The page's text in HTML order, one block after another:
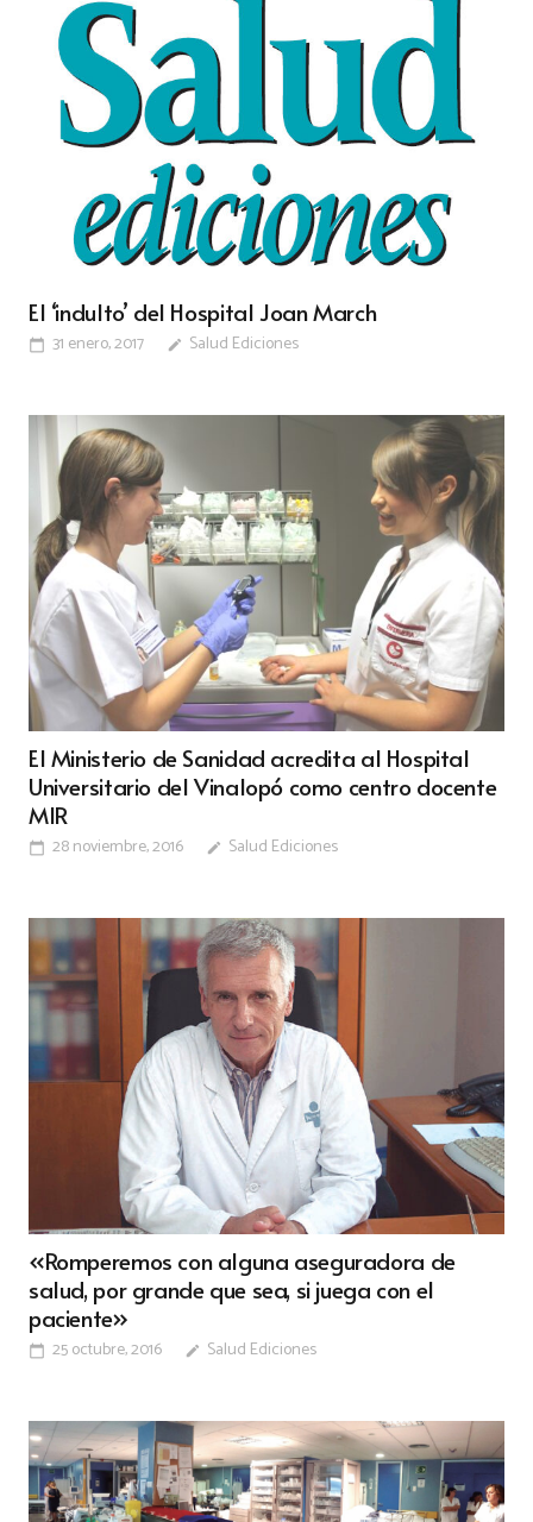
El ‘indulto’ del Hospital Joan March
calendar_today 31 enero, 2017 edit Salud Ediciones
El Ministerio de Sanidad acredita al Hospital
Universitario del Vinalopó como centro docente
MIR
calendar_today 28 noviembre, 2016 edit Salud Ediciones
«Romperemos con alguna aseguradora de
salud, por grande que sea, si juega con el
paciente»
calendar_today 25 octubre, 2016 edit Salud Ediciones